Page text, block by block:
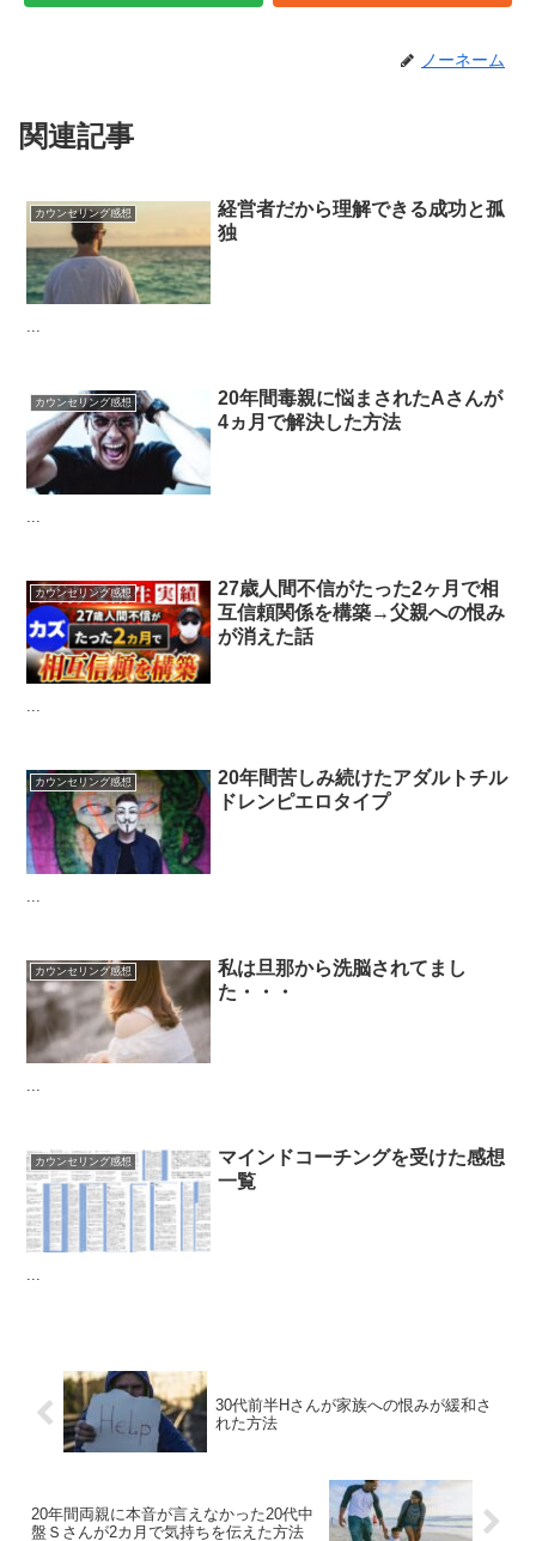
ノーネーム
関連記事
カウンセリング感想
経営者だから理解できる成功と孤
独
...
カウンセリング感想
20年間毒親に悩まされたAさんが
4ヵ月で解決した方法
カウンセリング感想
27歳人間不信がたった2ヶ月で相
互信頼関係を構築→父親への恨み
が消えた話
...
カウンセリング感想
20年間苦しみ続けたアダルトチル
ドレンピエロタイプ
カウンセリング感想
私は旦那から洗脳されてまし
た・・・
カウンセリング感想
マインドコーチングを受けた感想
一覧
...
30代前半Hさんが家族への恨みが緩和さ
れた方法
20年間両親に本音が言えなかった20代中
盤Ｓさんが2カ月で気持ちを伝えた方法